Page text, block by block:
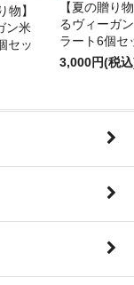
物】
ン米
セッ
【夏の贈り
るヴィーガ
ラート6個セ
3,000円(税